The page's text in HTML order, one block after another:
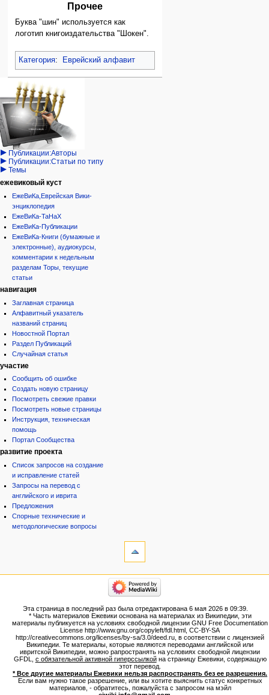
Прочее
Буква "шин" используется как
логотип книгоиздательства "Шокен".
Категория: Еврейский алфавит
Навигация
персональные инструменты
войти
запрос
учётной
записи
категории
Израиль:Страна и
государство
Иудаизм
Народ
Проекты
Проекты/Участники/
дополнения
Публикации:Авторы
Публикации:Статьи по типу
Темы
ежевиковый куст
ЕжеВиКа,Еврейская Вики-
энциклопедия
ЕжеВиКа-ТаНаХ
ЕжеВиКа-Публикации
ЕжеВиКа-Книги (бумажные и
электронные), аудиокурсы,
комментарии к недельным
разделам Торы, текущие
статьи
навигация
Заглавная страница
Алфавитный указатель
названий страниц
Новостной Портал
Раздел Публикаций
Случайная статья
участие
Сообщить об ошибке
Создать новую страницу
Посмотреть свежие правки
Посмотреть новые страницы
Инструкция, техническая
помощь
Портал Сообщества
развитие проекта
Список запросов на создание
и исправление статей
Запросы на перевод с
английского и иврита
Предложения
Спорные технические и
методологические вопросы
Версия
для
Постоянная
ссылка
Сведения
о странице
категории
Народ
Проекты
Проекты/Участники/
дополнения
Публикации:Авторы
Публикации:Статьи по типу
Темы
ежевиковый куст
ЕжеВиКа,Еврейская Вики-
Эта страница в последний раз была отредактирована 6 мая 2026 в 09:39.
* Часть материалов Ежевики основана на материалах из Википедии, эти
материалы публикуется на условиях свободной лицензии GNU Free Documentation
License http://www.gnu.org/copyleft/fdl.html, CC-BY-SA
http://creativecommons.org/licenses/by-sa/3.0/deed.ru, в соответствии с лицензией
Википедии. Те материалы, которые являются переводами английской или
ивритской Википедии, можно рапространять на условиях свободной лицензии
GFDL, с обязательной активной гиперссылкойна страницу Ежевики, содержащую
этот перевод.
* Все другие материалы Ежевики нельзя распространять без ее разрешения.
Если вам нужно такое разрешение, или вы хотите выяснить статус конкретных
материалов, - обратитесь, пожалуйста с запросом на мэйл